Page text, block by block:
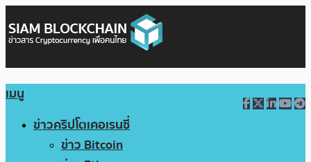
เมนู
ข่าวคริปโตเคอเรนซี่
ข่าว Bitcoin